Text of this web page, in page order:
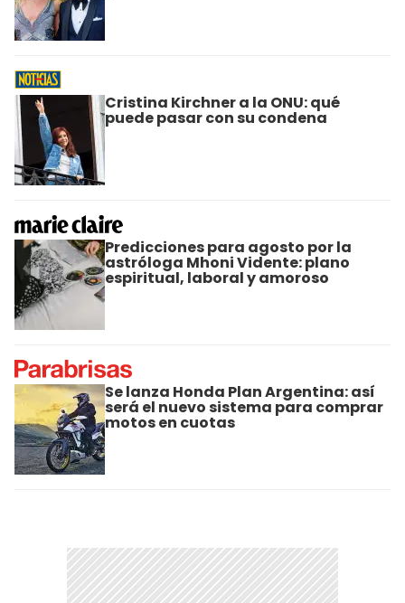
Cristina Kirchner a la ONU: qué
puede pasar con su condena
Predicciones para agosto por la
astróloga Mhoni Vidente: plano
espiritual, laboral y amoroso
Se lanza Honda Plan Argentina: así
será el nuevo sistema para comprar
motos en cuotas